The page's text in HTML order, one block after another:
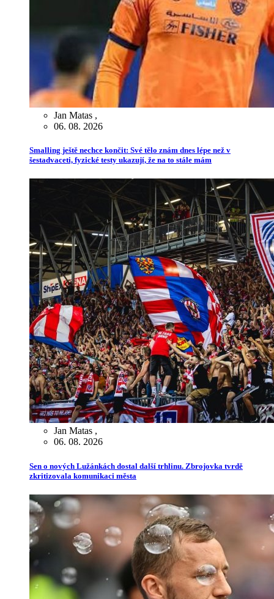
Jan Matas ,
06. 08. 2026
Smalling ještě nechce končit: Své tělo znám dnes lépe než v
šestadvaceti, fyzické testy ukazují, že na to stále mám
Jan Matas ,
06. 08. 2026
Sen o nových Lužánkách dostal další trhlinu. Zbrojovka tvrdě
zkritizovala komunikaci města